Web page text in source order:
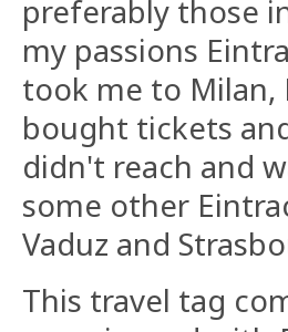
preferably those
my passions
took me to Milan,
bought tickets
didn't reach and
some other
Vaduz and
This travel tag